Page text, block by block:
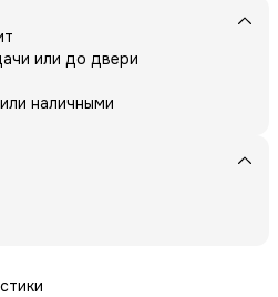
или до двери
наличными